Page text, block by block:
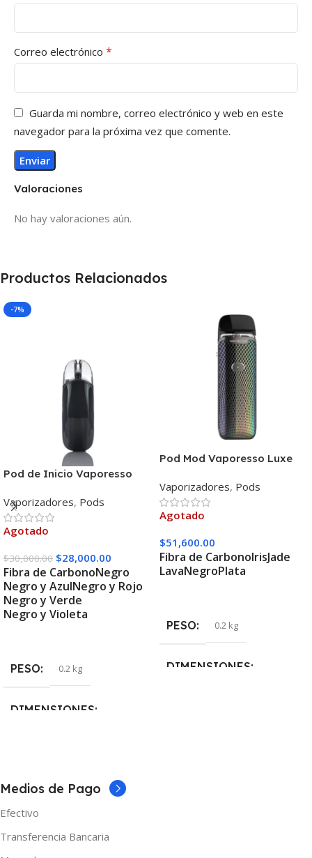
Valoraciones
No hay valoraciones aún.
Correo electrónico *
Guarda mi nombre, correo electrónico y web en este
navegador para la próxima vez que comente.
Productos Relacionados
-7%
Pod de Inicio Vaporesso
Vaporizadores, Pods
Agotado
$30,000.00 $28,000.00
Fibra de CarbonoNegro
Negro y AzulNegro y Rojo
Negro y Verde
Negro y Violeta
PESO 0.2 kg
DIMENSIONES
COLOR
Fibra de Carbono
Negro y Azul
Negro y Rojo
Negro y Verde,Negro y Violeta
Pod Mod Vaporesso Luxe
Vaporizadores, Pods
Agotado
$51,600.00
Fibra de CarbonoIrisJade
LavaNegroPlata
PESO 0.2 kg
DIMENSIONES
Medios de Pago
Efectivo
Transferencia Bancaria